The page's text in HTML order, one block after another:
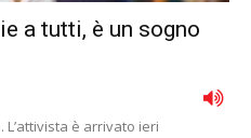
a tutti, è un sogno
L’attivista è arrivato ieri